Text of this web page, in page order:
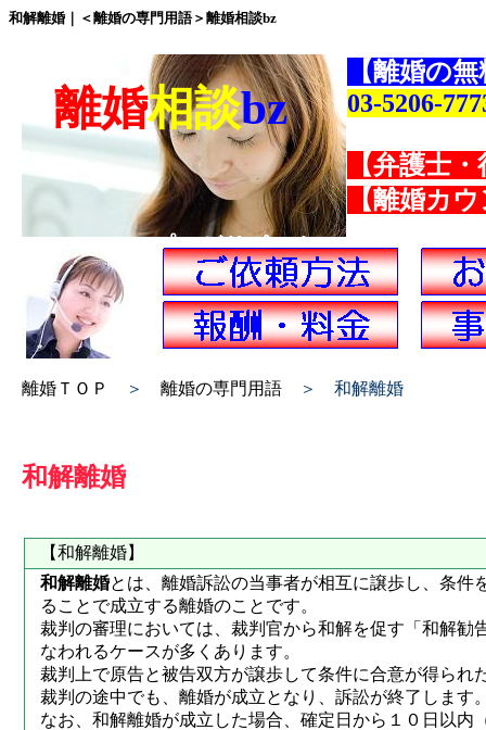
和解離婚｜＜離婚の専門用語＞離婚相談bz
離婚相談bz
プロがサポート
離婚ＴＯＰ ＞ 離婚の専門用語 ＞ 和解離婚
和解離婚
【和解離婚】
和解離婚とは、離婚訴訟の当事者が相互に譲歩し、条件
ることで成立する離婚のことです。
裁判の審理においては、裁判官から和解を促す「和解勧
なわれるケースが多くあります。
裁判上で原告と被告双方が譲歩して条件に合意が得られ
裁判の途中でも、離婚が成立となり、訴訟が終了します
なお、和解離婚が成立した場合、確定日から１０日以内
【離婚の
03-5206-
【弁護士
【離婚カ